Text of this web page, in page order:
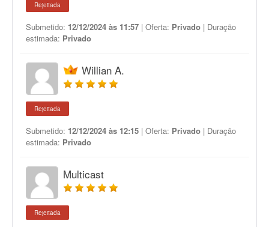
Rejeitada
Submetido: 12/12/2024 às 11:57 | Oferta: Privado | Duração
estimada: Privado
Willian A.
Rejeitada
Submetido: 12/12/2024 às 12:15 | Oferta: Privado | Duração
estimada: Privado
Multicast
Rejeitada